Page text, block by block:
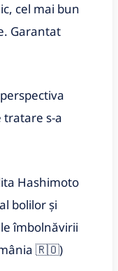
cel mai bun
Garantat
tratare s-a
Hashimoto
bolilor și
îmbolnăvirii
🇷🇴)